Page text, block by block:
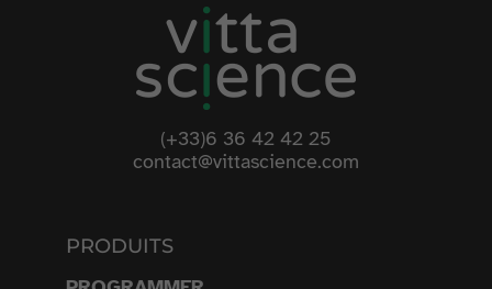
(+33)6 36 42 42 25
contact@vittascience.com
PRODUITS